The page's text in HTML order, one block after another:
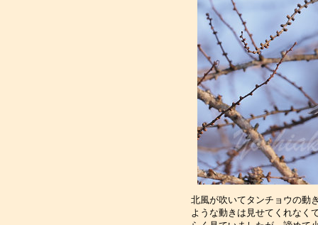
北風が吹いてタンチョウの動
ような動きは見せてくれなく